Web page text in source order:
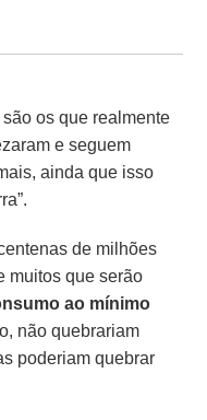
são os que realmente
e seguem
ainda que isso
de milhões
muitos que serão
ao mínimo
não quebrariam
poderiam quebrar